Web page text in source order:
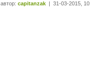
автор: capitanzak | 31-03-2015,